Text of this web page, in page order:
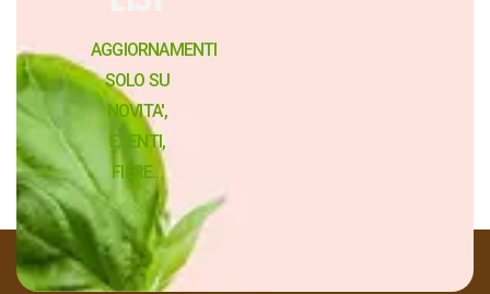
AGGIORNAMENTI
SOLO SU
NOVITA',
EVENTI,
FIERE...